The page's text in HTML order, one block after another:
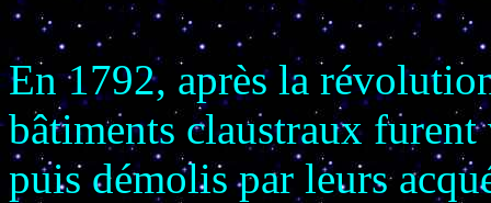
En 1792, après la
bâtiments claustraux
puis démolis par leurs